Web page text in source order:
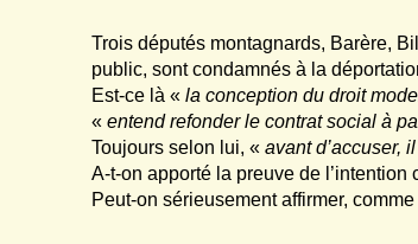
Trois députés montagnards, Barère,
public, sont condamnés à la
Est-ce là «la conception du droit
«entend refonder le contrat social à
Toujours selon lui, «avant d’accuser,
A-t-on apporté la preuve de
Peut-on sérieusement affirmer,